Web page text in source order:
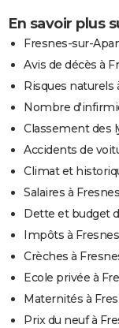
En savoir plus
Fresnes-sur-
Avis de décès à
Risques naturels
Nombre
Classement des
Accidents de
Climat et
Salaires à
Dette et budget
Impôts à
Crèches à
Ecole privée à
Maternités à
Prix du neuf à